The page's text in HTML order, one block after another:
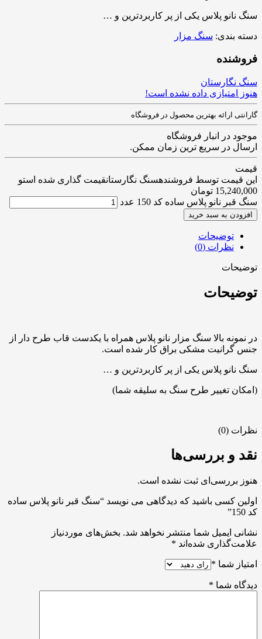
سنگ نانو پلاس یکی از پر کاربردترین و …
دسته بندی: سنگ مزار
فروشنده
سنگ نگارستان
هنوز امتیازی داده نشده است!
گارانتی ارائه بهترین محصول در فروشگاه
موجود در انبار فروشگاه
ارسال در سریع ترین زمان ممکن.
قیمت
این قیمت توسط فروشندهسنگ نگارستانقیمت گذاری شده استو
15,240,000 تومان
سنگ قبر نانو پلاس ساده کد 150 عدد
افزودن به سبد خرید
توضیحات
نظرات (0)
توضیحات
توضیحات
در نمونه بالا سنگ مزار نانو پلاس همراه با یکدست قاب طرح دار از
جنس گرانیت مشکی براق کار شده است.
سنگ نانو پلاس یکی از پر کاربردترین و …
(امکان تغییر طرح سنگ به سلیقه شما)
نظرات (0)
نقد و بررسی‌ها
هنوز بررسی‌ای ثبت نشده است.
اولین کسی باشید که دیدگاهی می نویسد “سنگ قبر نانو پلاس ساده
کد 150”
نشانی ایمیل شما منتشر نخواهد شد. بخش‌های موردنیاز
علامت‌گذاری شده‌اند *
امتیاز شما *
دیدگاه شما *